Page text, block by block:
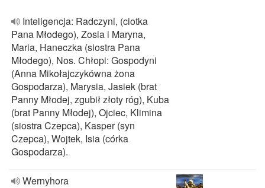
Inteligencja: Radczyni, (ciotka
Pana Młodego), Zosia i Maryna,
Maria, Haneczka (siostra Pana
Młodego), Nos. Chłopi: Gospodyni
(Anna Mikołajczykówna żona
Gospodarza), Marysia, Jasiek (brat
Panny Młodej, zgubił złoty róg), Kuba
(brat Panny Młodej), Ojciec, Klimina
(siostra Czepca), Kasper (syn
Czepca), Wojtek, Isia (córka
Gospodarza).
Wernyhora